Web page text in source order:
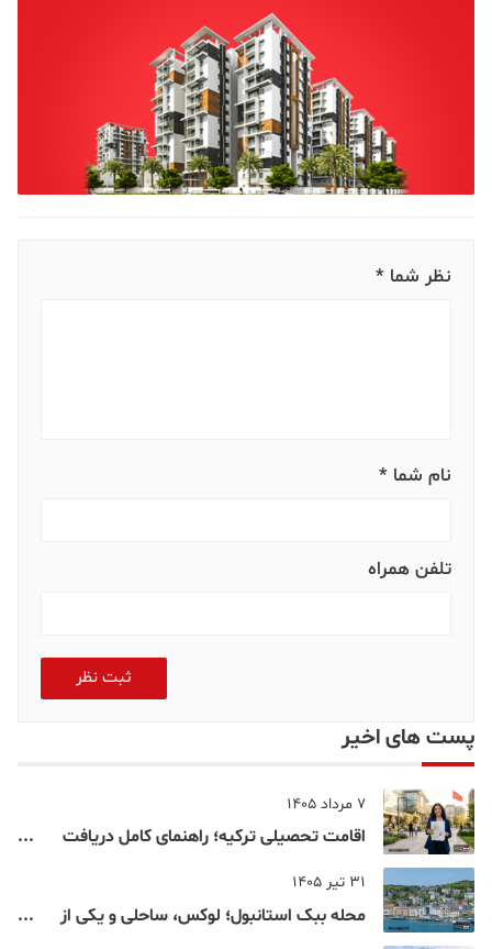
نظر شما *
نام شما *
تلفن همراه
ثبت نظر
پست های اخیر
7 مرداد 1405
اقامت تحصیلی ترکیه؛ راهنمای کامل دریافت
31 تیر 1405
محله ببک استانبول؛ لوکس، ساحلی و یکی از